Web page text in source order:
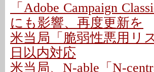
「Adobe Campaign
にも影響、再度更新を
米当局「脆弱性悪用リ
日以内対応
米当局、N-able「N-